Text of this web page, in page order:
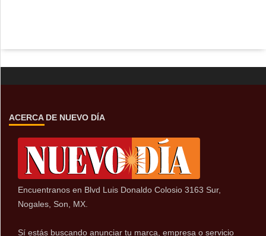
ACERCA DE NUEVO DÍA
Encuentranos en Blvd Luis Donaldo Colosio 3163 Sur,
Nogales, Son, MX.
Sí estás buscando anunciar tu marca, empresa o servicio